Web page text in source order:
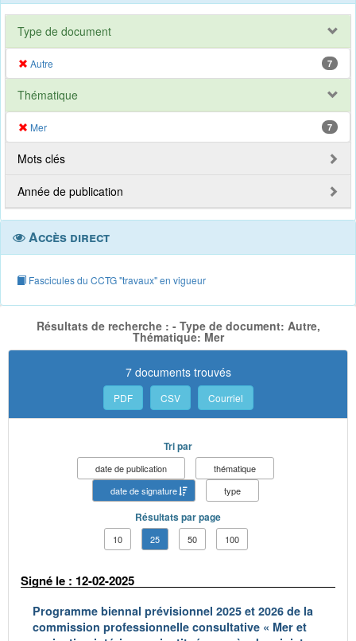
Type de document
Autre 7
Thématique
Mer 7
Mots clés
Année de publication
Accès direct
Fascicules du CCTG "travaux" en vigueur
Résultats de recherche : - Type de document: Autre,
Thématique: Mer
7 documents trouvés
PDF CSV Courriel
Tri par
date de publication
thématique
date de signature
type
Résultats par page
10 25 50 100
Signé le : 12-02-2025
Programme biennal prévisionnel 2025 et 2026 de la
commission professionnelle consultative « Mer et